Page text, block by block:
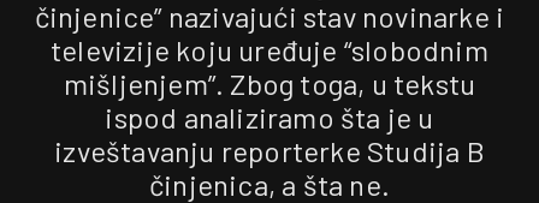
činjenice” nazivajući stav novinarke i
televizije koju uređuje “slobodnim
mišljenjem”. Zbog toga, u tekstu
ispod analiziramo šta je u
izveštavanju reporterke Studija B
činjenica, a šta ne.